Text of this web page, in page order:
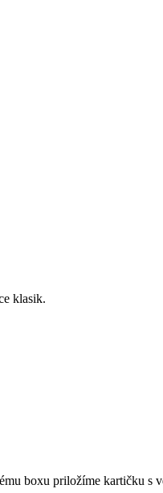
klasik.
boxu priložíme kartičku s